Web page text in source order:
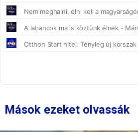
Mások ezeket olvassák